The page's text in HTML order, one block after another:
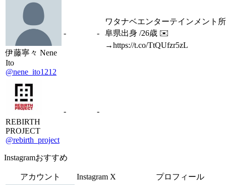
伊藤寧々 Nene
Ito
@nene_ito1212
- -
ワタナベエンターテインメント
阜県出身 /26歳 ✉️
→https://t.co/TtQUfzr5zL
REBIRTH
PROJECT
@rebirth_project
- -
Instagramおすすめ
アカウント Instagram X プロフィール